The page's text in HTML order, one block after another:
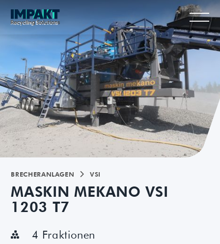
BRECHERANLAGEN  VSI
MASKIN MEKANO VSI
1203 T7
 4 Fraktionen